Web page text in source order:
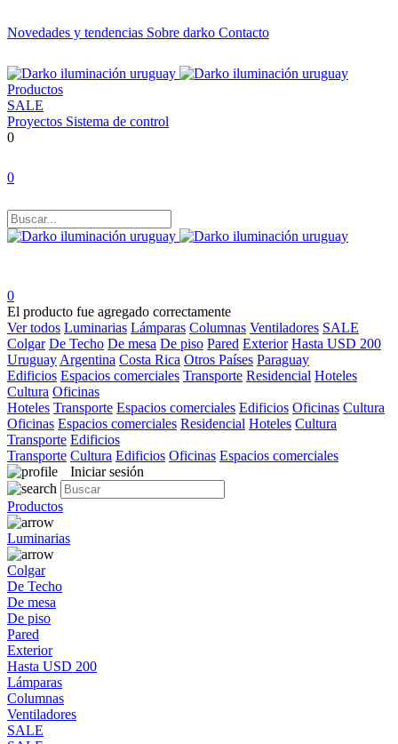
Novedades y tendencias Sobre darko Contacto
Productos
SALE
Proyectos Sistema de control
0
0
0
El producto fue agregado correctamente
Ver todos Luminarias Lámparas Columnas Ventiladores SALE
Colgar De Techo De mesa De piso Pared Exterior Hasta USD 200
Uruguay Argentina Costa Rica Otros Países Paraguay
Edificios Espacios comerciales Transporte Residencial Hoteles
Cultura Oficinas
Hoteles Transporte Espacios comerciales Edificios Oficinas Cultura
Oficinas Espacios comerciales Residencial Hoteles Cultura
Transporte Edificios
Transporte Cultura Edificios Oficinas Espacios comerciales
Iniciar sesión
Productos
Luminarias
Colgar
De Techo
De mesa
De piso
Pared
Exterior
Hasta USD 200
Lámparas
Columnas
Ventiladores
SALE